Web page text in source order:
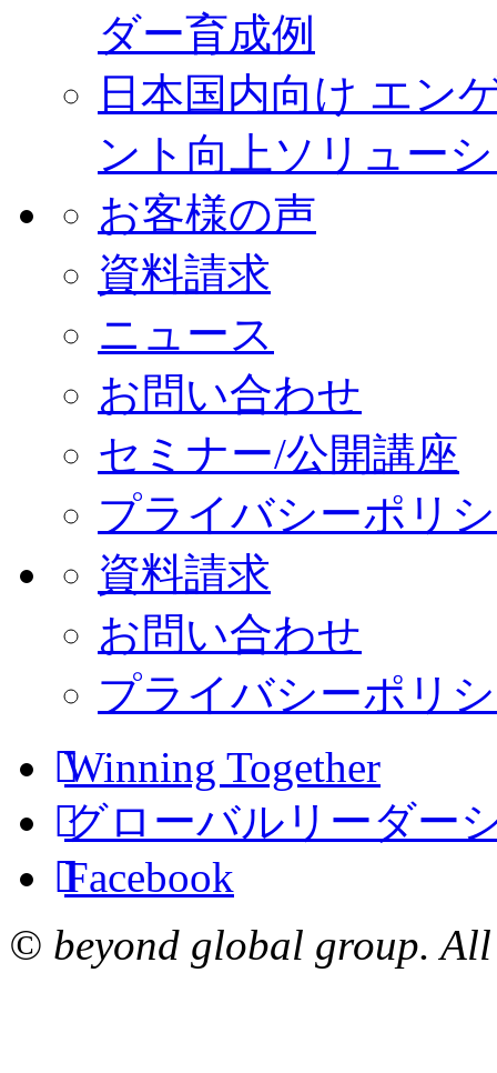
ダー育成例
日本国内向け エン
ント向上ソリュー
お客様の声
資料請求
ニュース
お問い合わせ
セミナー/公開講座
プライバシーポリ
資料請求
お問い合わせ
プライバシーポリ
Winning Together
グローバルリーダー
Facebook
© beyond global group. All